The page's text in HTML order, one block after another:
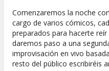
Comenzaremos la noche
cargo de varios cómicos,
preparados para hacerte
daremos paso a una
improvisación en vivo
resto del público escribiréis